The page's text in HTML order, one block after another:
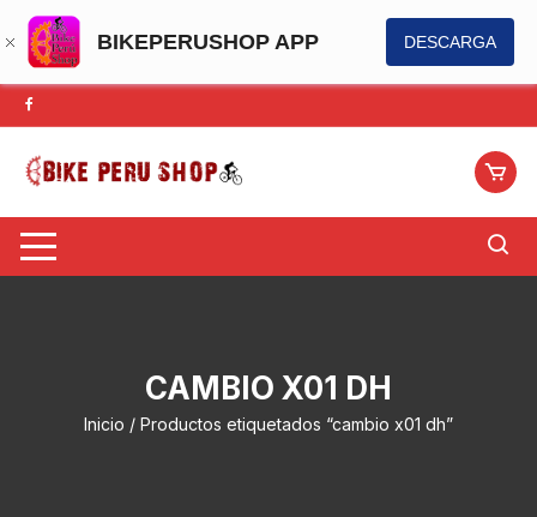
BIKEPERUSHOP APP DESCARGA
Saltar
al
contenido
CAMBIO X01 DH
Inicio / Productos etiquetados “cambio x01 dh”